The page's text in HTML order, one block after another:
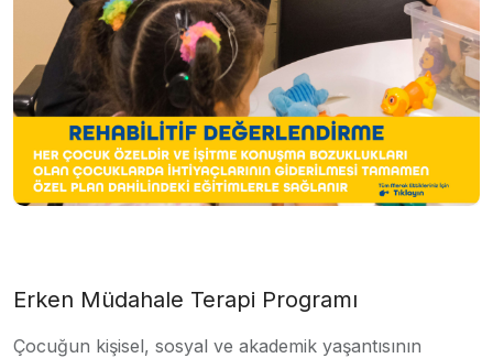
Erken Müdahale Terapi Programı
Çocuğun kişisel, sosyal ve akademik yaşantısının